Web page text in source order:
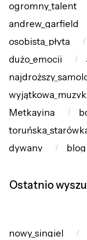
ogromny_talent
andrew_garfield
osobista_płyta
dużo_emocji
Metkayina
dywany
blog
Ostatnio
nowy_singiel